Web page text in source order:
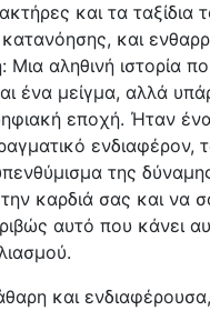
και τα ταξίδια
και
Μια αληθινή ιστορία
ένα μείγμα, αλλά
εποχή. Ήταν
της
καρδιά σας και να
αυτό που κάνει
και